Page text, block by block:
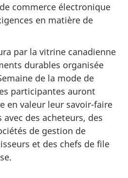
commerce électronique
en matière de
par la vitrine canadienne
durables organisée
de la mode de
participantes auront
en valeur leur savoir-faire
des acheteurs, des
de gestion de
et des chefs de file